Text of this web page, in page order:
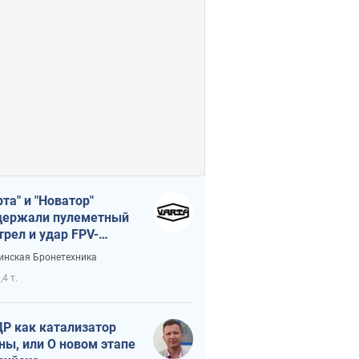
и "Новатор"
пулеметный
и удар FPV-
сохранив жизнь
Бронетехника
т.
как катализатор
или О новом этапе